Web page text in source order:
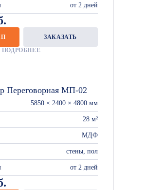
от 2 дней
ЗАКАЗАТЬ
ПОДРОБНЕЕ
Переговорная МП-02
5850 × 2400 × 4800 мм
28 м²
МДФ
стены, пол
от 2 дней